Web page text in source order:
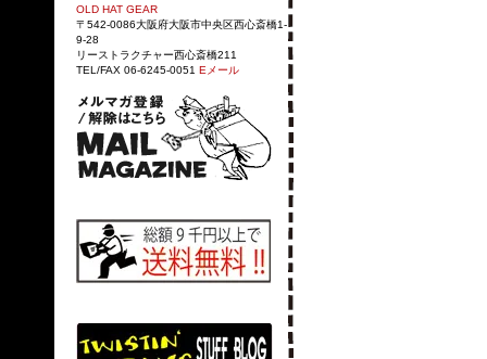
OLD HAT GEAR
〒542-0086大阪府大阪市中央区西心斎橋1-
9-28
リーストラクチャー西心斎橋211
TEL/FAX 06-6245-0051 Eメール